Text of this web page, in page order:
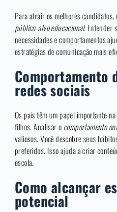
Para atrair os melhores
público-alvo educacional. Entender
necessidades e comportamentos
estratégias de comunicação mais
Comportamento
redes sociais
Os pais têm um papel importante
filhos. Analisar o comportamento
valiosos. Você descobre seus
preferidos. Isso ajuda a criar
escola.
Como alcançar
potencial